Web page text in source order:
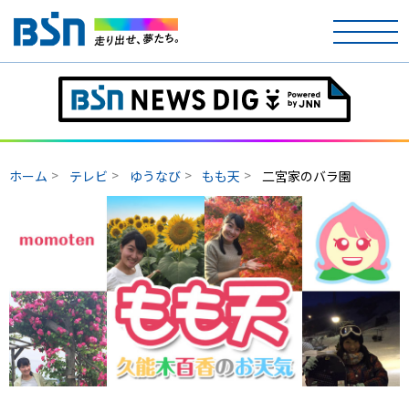
テレビ
ラジオ
アナウンサー
イベント
ニュース
ホーム テレビ ゆうなび もも天 二宮家のバラ園